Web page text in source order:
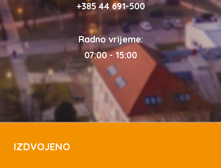
+385 44 691-500
Radno vrijeme:
07:00 - 15:00
IZDVOJENO